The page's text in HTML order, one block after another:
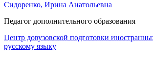
Сидоренко, Ирина Анатольевна
Педагог дополнительного образования
Центр довузовской подготовки
русскому языку